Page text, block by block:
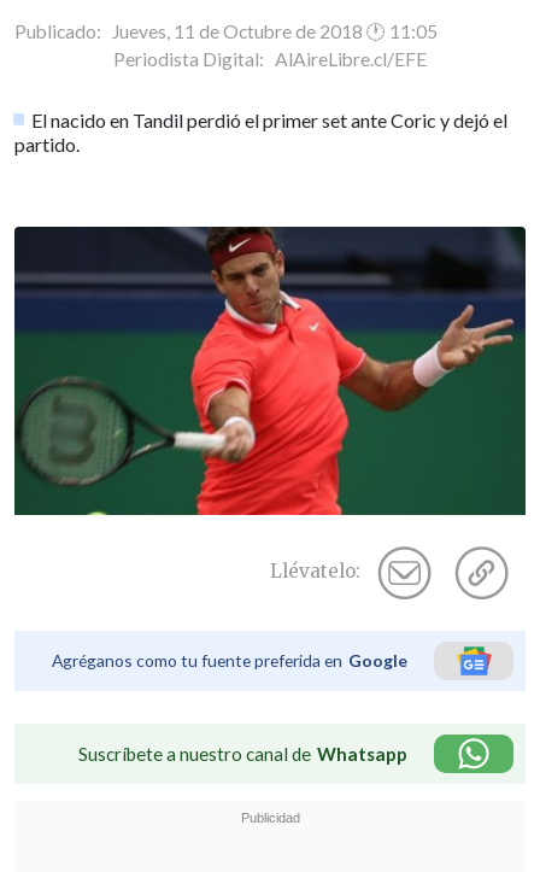
Publicado: Jueves, 11 de Octubre de 2018 🕐 11:05
Periodista Digital: AlAireLibre.cl/EFE
El nacido en Tandil perdió el primer set ante Coric y dejó el
partido.
Llévatelo:
Agréganos como tu fuente preferida en Google
Suscríbete a nuestro canal de Whatsapp